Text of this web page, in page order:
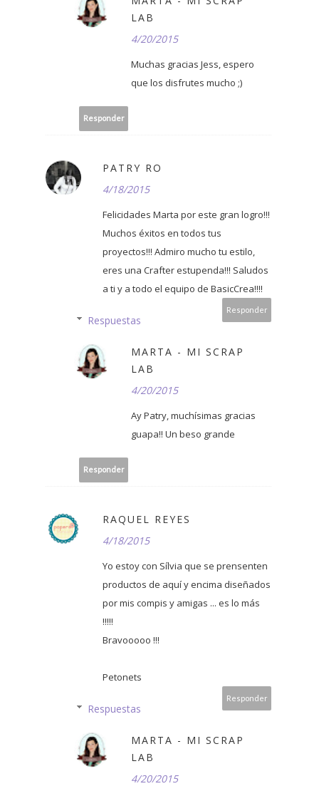
LAB
4/20/2015
Muchas gracias Jess, espero
que los disfrutes mucho ;)
Responder
PATRY RO
4/18/2015
Felicidades Marta por este gran logro!!!
Muchos éxitos en todos tus
proyectos!!! Admiro mucho tu estilo,
eres una Crafter estupenda!!! Saludos
a ti y a todo el equipo de BasicCrea!!!!
Responder
Respuestas
MARTA - MI SCRAP
LAB
4/20/2015
Ay Patry, muchísimas gracias
guapa!! Un beso grande
Responder
RAQUEL REYES
4/18/2015
Yo estoy con Sílvia que se prensenten
productos de aquí y encima diseñados
por mis compis y amigas ... es lo más
!!!!!
Bravooooo !!!
Petonets
Responder
Respuestas
MARTA - MI SCRAP
LAB
4/20/2015